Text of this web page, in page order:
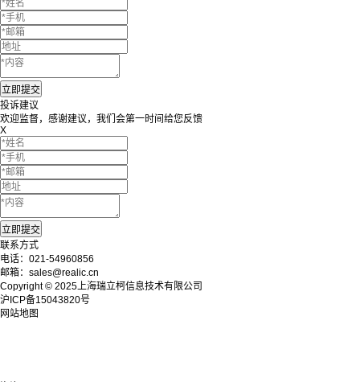
投诉建议
欢迎监督，感谢建议，我们会第一时间给您反馈
X
联系方式
电话：021-54960856
邮箱：sales@realic.cn
Copyright © 2025上海瑞立柯信息技术有限公司
沪ICP备15043820号
网站地图